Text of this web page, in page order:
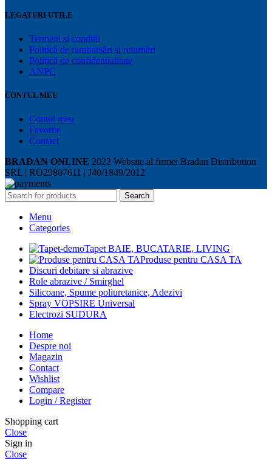
LEGATURI UTILE
Termeni si conditii
Politică de rambursări și returnări
Politică de confidențialitate
ANPC
CONTUL MEU
Contul meu
Favorite
Contact
BRADAN ONLINE 2022 Website al firmei Bradan Distribution
SRL | RO29807611 | J40/1849/2012
Search
Menu
Categories
Tapet BAIE, BUCATARIE, LIVING
Produse pentru CASA TA
Discuri debitare si abrazive
Role abrazive / Smirghel
Silicoane, Spume poliuretanice, Adezivi
Spray VOPSIRE Universal
Electrozi SUDURA
Home
Despre noi
Magazin
Contact
Wishlist
Compare
Login / Register
Shopping cart
Close
Sign in
Close